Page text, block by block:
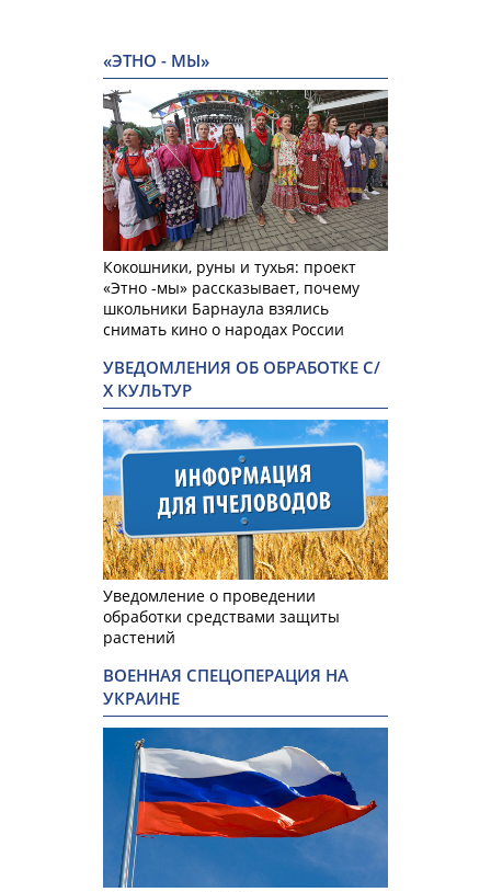
«ЭТНО - МЫ»
Кокошники, руны и тухья: проект
«Этно -мы» рассказывает, почему
школьники Барнаула взялись
снимать кино о народах России
УВЕДОМЛЕНИЯ ОБ ОБРАБОТКЕ С/
Х КУЛЬТУР
Уведомление о проведении
обработки средствами защиты
растений
ВОЕННАЯ СПЕЦОПЕРАЦИЯ НА
УКРАИНЕ